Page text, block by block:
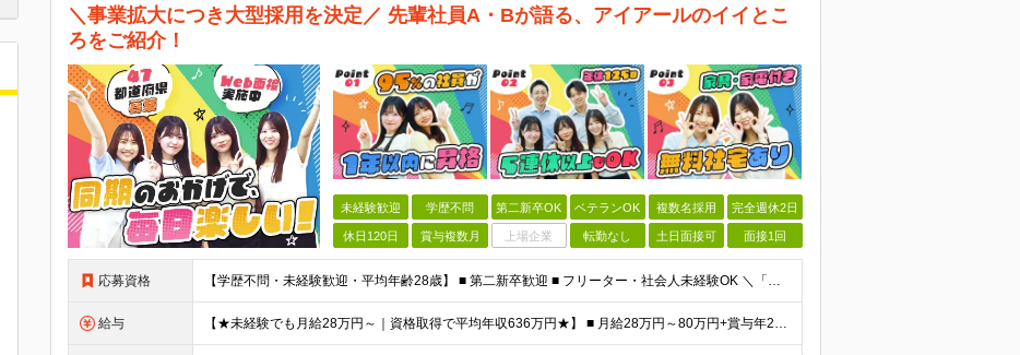
＼事業拡大につき大型採用を決定／ 先輩社員A・Bが語る、アイアールのイイとこ
ろをご紹介！
未経験歓迎 学歴不問 第二新卒OK ベテランOK 複数名採用 完全週休2日
休日120日 賞与複数月 上場企業 転勤なし 土日面接可 面接1回
応募資格 【学歴不問・未経験歓迎・平均年齢28歳】 ■ 第二新卒歓迎 ■ フリーター・社会人未経験OK ＼「アイアールで人生ワンチャンつかんでほしい！」／ …こんな社長の想いから 経験よりも人柄を重視した採用
給与 【★未経験でも月給28万円～｜資格取得で平均年収636万円★】 ■ 月給28万円～80万円+賞与年2回＋各種手当 ※月給には、固定残業代（20時間分：3万8000円～／月）を含む ※20時間を超過